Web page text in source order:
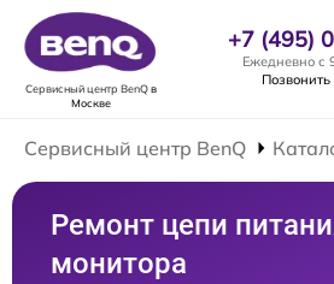
Сервисный центр BenQв
Москве
+7 (495)
Ежедневно с
Позвонить
Сервисный центр BenQ
Ремонт цепи
монитора